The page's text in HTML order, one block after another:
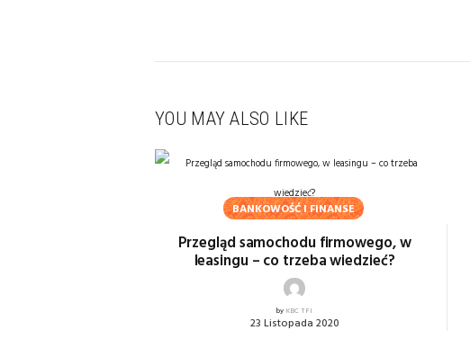
YOU MAY ALSO LIKE
BANKOWOŚĆ I FINANSE
Przegląd samochodu firmowego, w
leasingu – co trzeba wiedzieć?
by KBC TFI
23 Listopada 2020